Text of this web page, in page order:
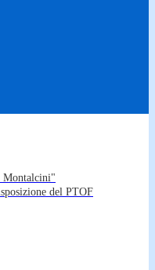
Montalcini"
del PTOF